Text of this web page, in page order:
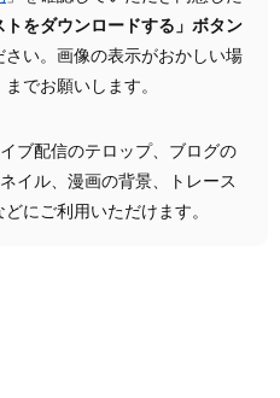
をダウンロードする」ボタン
さい。画像の表示がおかしい場
までお願いします。
ブ配信のテロップ、ブログの
イル、漫画の背景、トレース
にご利用いただけます。